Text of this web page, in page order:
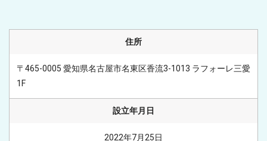
住所
〒465-0005 愛知県名古屋市名東区香流3-1013 ラフォーレ三愛
1F
設立年月日
2022年7月25日